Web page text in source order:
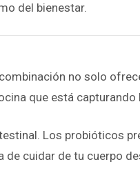
del bienestar.
no solo
que está
Los probióticos
cuidar de tu cuerpo